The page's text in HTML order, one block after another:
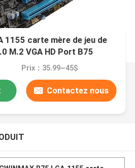
1155 carte mère de jeu de
M.2 VGA HD Port B75
Prix：35.99~45$
Contactez nous